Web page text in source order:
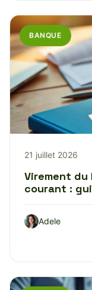
BANQUE
21 juillet 2026
Virement du
courant :
Adele